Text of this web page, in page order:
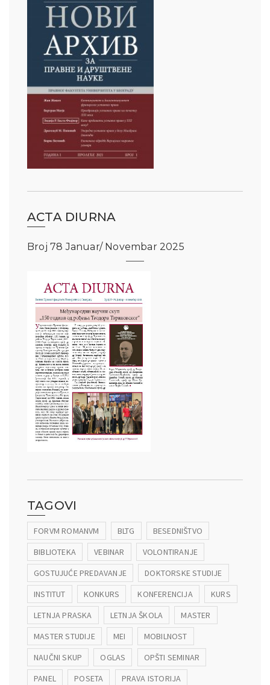
ACTA DIURNA
Broj 78 Januar/ Novembar 2025
TAGOVI
FORVM ROMANVM BLTG
BESEDNIŠTVO
BIBLIOTEKA
VEBINAR
VOLONTIRANJE
GOSTUJUĆE PREDAVANJE
DOKTORSKE STUDIJE
INSTITUT
KONKURS KONFERENCIJA
KURS
LETNJA PRASKA
LETNJA ŠKOLA
MASTER
MASTER STUDIJE
MEI
MOBILNOST
NAUČNI SKUP
OGLAS
OPŠTI SEMINAR
PANEL
POSETA
PRAVA ISTORIJA